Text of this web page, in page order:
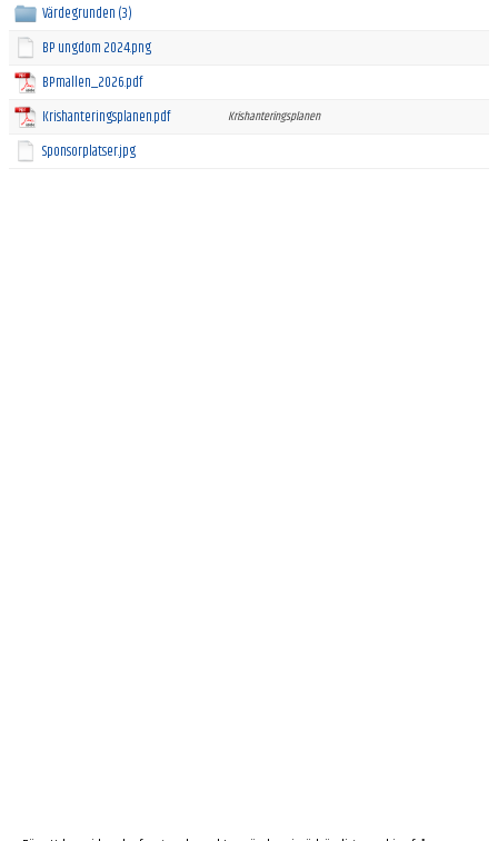
Värdegrunden (3)
BP ungdom 2024.png
BPmallen_2026.pdf
Krishanteringsplanen.pdf
Krishanteringsplanen
Sponsorplatser.jpg